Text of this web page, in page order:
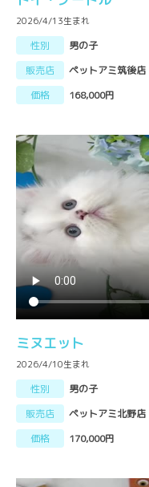
2026/4/13生まれ
性別
男の子
販売店
ペットアミ筑後店
価格
168,000円
ミヌエット
2026/4/10生まれ
性別
男の子
販売店
ペットアミ北野店
価格
170,000円